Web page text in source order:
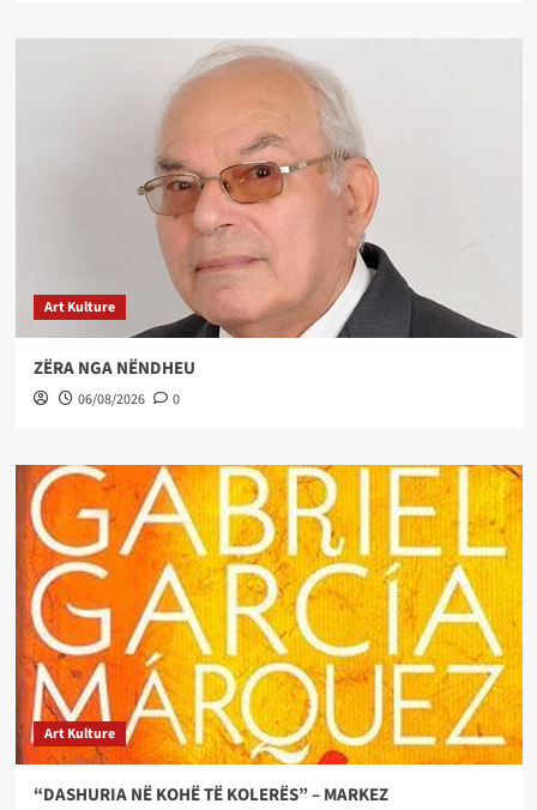
Art Kulture
ZËRA NGA NËNDHEU
06/08/2026 0
Art Kulture
“DASHURIA NË KOHË TË KOLERËS” – MARKEZ